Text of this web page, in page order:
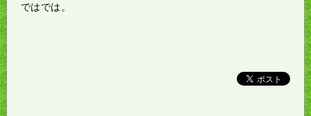
ではでは。